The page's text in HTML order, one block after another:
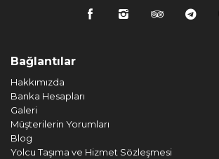
Bağlantılar
Hakkımızda
Banka Hesapları
Galeri
Müşterilerin Yorumları
Blog
Yolcu Taşıma ve Hizmet Sözleşmesi